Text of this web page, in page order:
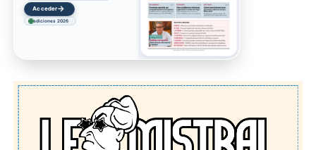
Acceder→
ediciones 2026